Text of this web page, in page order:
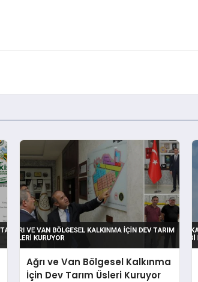
Ağrı ve Van Bölgesel Kalkınma
İçin Dev Tarım Üsleri Kuruyor